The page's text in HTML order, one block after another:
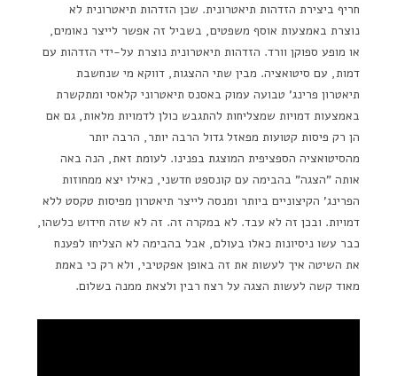
חריף ביצירת הזדהות תיאטרונית. שכן הזדהות תיאטרונית לא
נוצרת באמצעות אוסף משפטים, בשביל זה אפשר לייצר נאומים,
או מופע ספוקן וורד. הזדהות תיאטרונית נוצרת על-ידי הזדהות עם
דמות, עם סיטואציה. מבין שתי ההצגות, דווקא מי שנחשבת
תיאטרון פרינג' טבועה עמוק באסנס תיאטרוני קלאסי ומתקשרת
באמצעות דמויות שמצליחות להתגבש כולן לדמויות מלאות, גם אם
הן רק פיסות קטועות מפאזל גדול הרבה יותר, הרבה יותר
מהסיטואציה הספציפית המוצגת בפנינו. לעומת זאת, הנה באה
אותה "הצגה" בהבימה עם קונספט חדשני, כאילו יצא ממחוזות
הפרינג' הקיצוניים ביותר ומנסה לייצר תיאטרון מפיסות טקסט ללא
דמויות. ובכן זה לא עבד. לא במקרה זה. זה לא שזה חידוש כלשהו,
כבר עשו ניסיונות כאלו בעולם, אבל בהבימה לא הצליחו לפענח
את השיטה איך לעשות את זה באופן אפקטיבי, ולא רק כי באמת
מאוד קשה לעשות הצגה על רצח רבין ולצאת ממנה בשלום.